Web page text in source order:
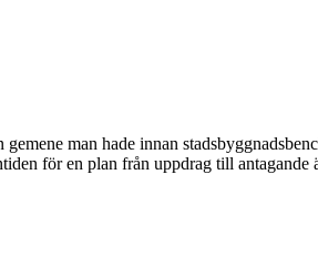
man hade innan
för en plan från uppdrag till antagande